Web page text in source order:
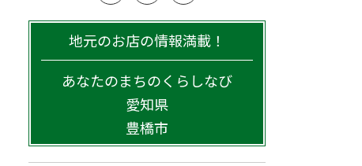
地元のお店の情報満載！
あなたのまちのくらしなび
愛知県
豊橋市